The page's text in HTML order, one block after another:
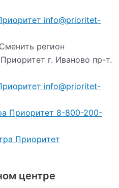
info@prioritet-
г. Иваново пр-т.
info@prioritet-
8-800-200-
центре